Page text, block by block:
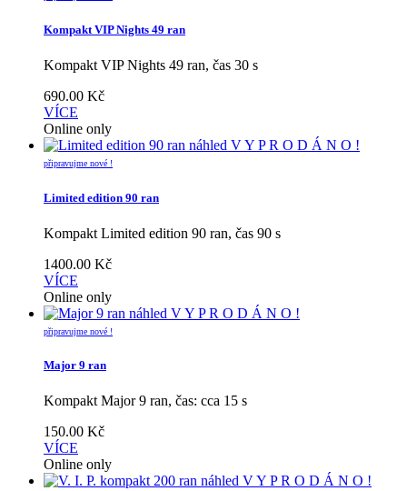
Kompakt VIP Nights 49 ran
Kompakt VIP Nights 49 ran, čas 30 s
690.00 Kč
VÍCE
Online only
náhled V Y P R O D Á N O !
připravujme nové !
Limited edition 90 ran
Kompakt Limited edition 90 ran, čas 90 s
1400.00 Kč
VÍCE
Online only
náhled V Y P R O D Á N O !
připravujme nové !
Major 9 ran
Kompakt Major 9 ran, čas: cca 15 s
150.00 Kč
VÍCE
Online only
náhled V Y P R O D Á N O !